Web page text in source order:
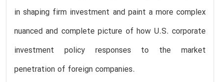
in shaping firm investment and paint a more complex
nuanced and complete picture of how U.S. corporate
investment policy responses to the market
penetration of foreign companies.